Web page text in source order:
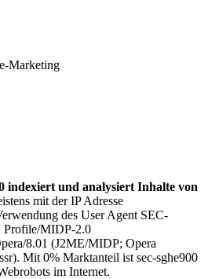
Marketing
indexiert und analysiert Inhalte von
mit der IP Adresse
des User Agent SEC-
Profile/MIDP-2.0
8.01 (J2ME/MIDP; Opera
Mit 0% Marktanteil ist sec-sghe900
im Internet.